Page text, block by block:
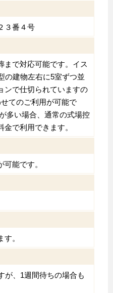
３番４号
まで対応可能です。イス
の建物左右に5室ずつ並
ンで仕切られていますの
てのご利用が可能で
多い場合、通常の式場控
で利用できます。
能です。
。
が、1週間待ちの場合も